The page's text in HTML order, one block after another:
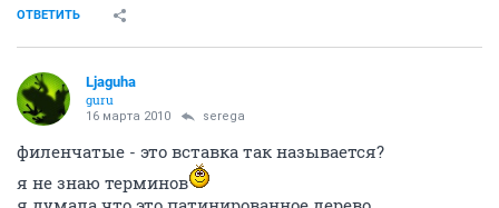
ОТВЕТИТЬ
Ljaguha
guru
16 марта 2010 serega
филенчатые - это вставка так называется?
я не знаю терминов